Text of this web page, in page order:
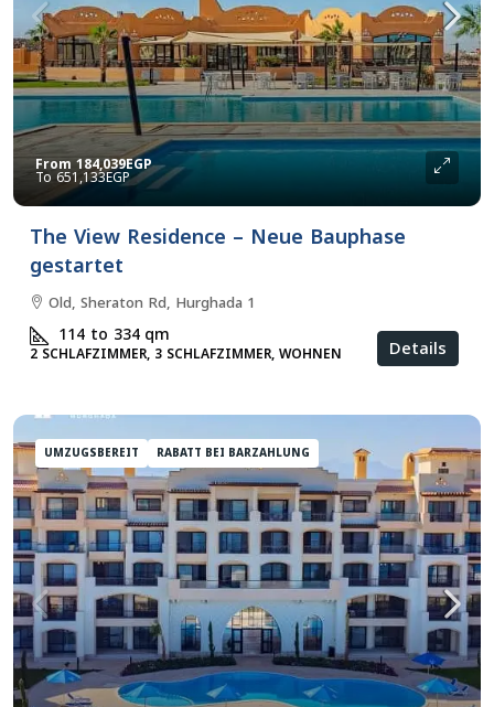
From184,039EGP
651,133EGP
The View Residence – Neue Bauphase
gestartet
Old, Sheraton Rd, Hurghada 1
114 to 334qm
2 SCHLAFZIMMER, 3 SCHLAFZIMMER, WOHNEN Details
UMZUGSBEREIT RABATT BEI BARZAHLUNG